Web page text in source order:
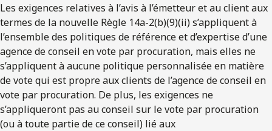
Les exigences relatives à l’avis à l’émetteur et au client aux
termes de la nouvelle Règle 14a-2(b)(9)(ii) s’appliquent à
l’ensemble des politiques de référence et d’expertise d’une
agence de conseil en vote par procuration, mais elles ne
s’appliquent à aucune politique personnalisée en matière
de vote qui est propre aux clients de l’agence de conseil en
vote par procuration. De plus, les exigences ne
s’appliqueront pas au conseil sur le vote par procuration
(ou à toute partie de ce conseil) lié aux